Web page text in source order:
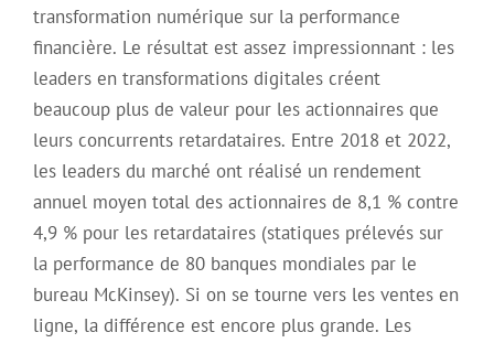
transformation numérique sur la performance
financière. Le résultat est assez impressionnant : les
leaders en transformations digitales créent
beaucoup plus de valeur pour les actionnaires que
leurs concurrents retardataires. Entre 2018 et 2022,
les leaders du marché ont réalisé un rendement
annuel moyen total des actionnaires de 8,1 % contre
4,9 % pour les retardataires (statiques prélevés sur
la performance de 80 banques mondiales par le
bureau McKinsey). Si on se tourne vers les ventes en
ligne, la différence est encore plus grande. Les